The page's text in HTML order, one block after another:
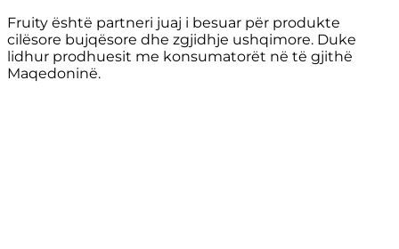
Fruity është partneri juaj i besuar për produkte
cilësore bujqësore dhe zgjidhje ushqimore. Duke
lidhur prodhuesit me konsumatorët në të gjithë
Maqedoninë.